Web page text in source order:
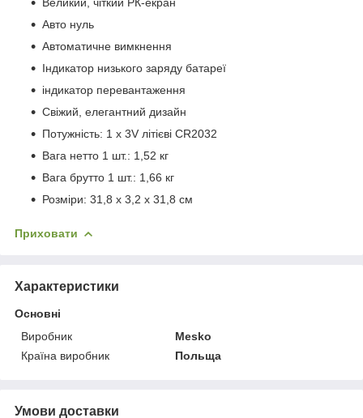
Авто нуль
Автоматичне вимкнення
Індикатор низького заряду батареї
індикатор перевантаження
Свіжий, елегантний дизайн
Потужність: 1 х 3V літієві CR2032
Вага нетто 1 шт.: 1,52 кг
Вага брутто 1 шт.: 1,66 кг
Розміри: 31,8 х 3,2 х 31,8 см
Приховати
Характеристики
Основні
Виробник
Mesko
Країна виробник
Польща
Умови доставки